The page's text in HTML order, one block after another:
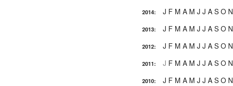
2014: J F M A M J J A S O N
2013: J F M A M J J A S O N
2012: J F M A M J J A S O N
2011: J F M A M J J A S O N
2010: J F M A M J J A S O N